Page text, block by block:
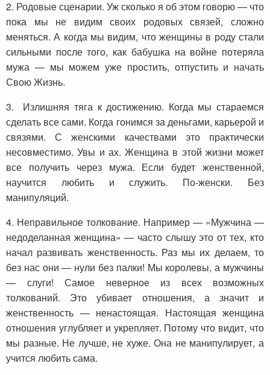
2. Родовые сценарии. Уж сколько я об этом говорю — что
пока мы не видим своих родовых связей, сложно
меняться. А когда мы видим, что женщины в роду стали
сильными после того, как бабушка на войне потеряла
мужа — мы можем уже простить, отпустить и начать
Свою Жизнь.
3. Излишняя тяга к достижению. Когда мы стараемся
сделать все сами. Когда гонимся за деньгами, карьерой и
связями. С женскими качествами это практически
несовместимо. Увы и ах. Женщина в этой жизни может
все получить через мужа. Если будет женственной,
научится любить и служить. По-женски. Без
манипуляций.
4. Неправильное толкование. Например — «Мужчина —
недоделанная женщина» — часто слышу это от тех, кто
начал развивать женственность. Раз мы их делаем, то
без нас они — нули без палки! Мы королевы, а мужчины
— слуги! Самое неверное из всех возможных
толкований. Это убивает отношения, а значит и
женственность — ненастоящая. Настоящая женщина
отношения углубляет и укрепляет. Потому что видит, что
мы разные. Не лучше, не хуже. Она не манипулирует, а
учится любить сама.